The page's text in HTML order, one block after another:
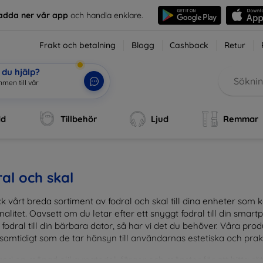
ner vår app och handla enklare.
Frakt och betalning Blogg Cashback Retur
hjälp?
till vår
Tillbehör Ljud Remmar
och skal
vårt breda sortiment av fodral och skal till dina enheter som
Oavsett om du letar efter ett snyggt fodral till din
till din bärbara dator, så har vi det du behöver. Våra
som de tar hänsyn till användarnas estetiska och